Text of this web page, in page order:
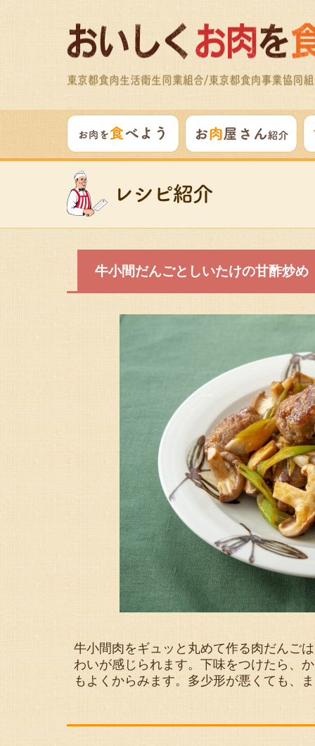
牛小間だんごとしいたけの甘酢炒め
牛小間肉をギュッと丸めて作る肉だんご
わいが感じられます。下味をつけたら、
もよくからみます。多少形が悪くても、